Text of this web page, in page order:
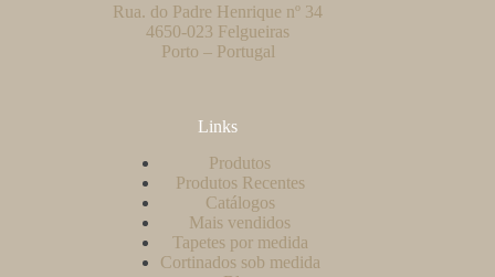
Rua. do Padre Henrique nº 34
4650-023 Felgueiras
Porto – Portugal
Links
Produtos
Produtos Recentes
Catálogos
Mais vendidos
Tapetes por medida
Cortinados sob medida